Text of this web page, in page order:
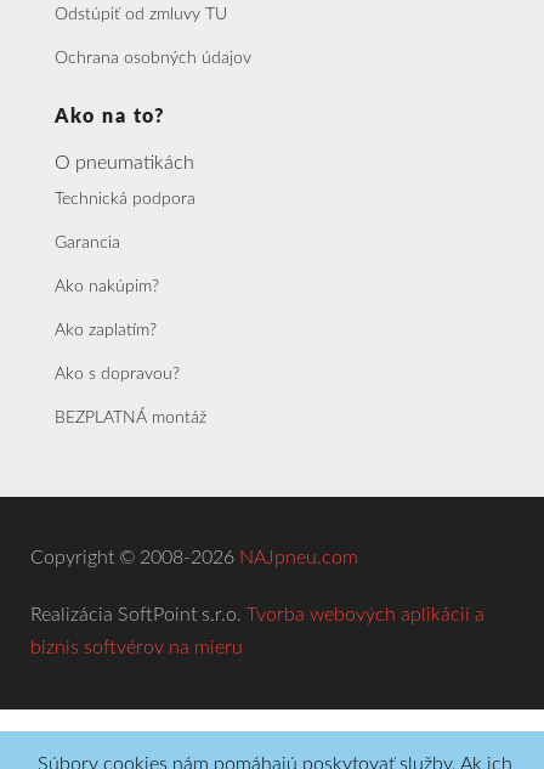
Odstúpiť od zmluvy TU
Ochrana osobných údajov
Ako na to?
O pneumatikách
Technická podpora
Garancia
Ako nakúpim?
Ako zaplatím?
Ako s dopravou?
BEZPLATNÁ montáž
Copyright © 2008-2026 NAJpneu.com
Realizácia SoftPoint s.r.o. Tvorba webových aplikácií a
biznis softvérov na mieru
Súbory cookies nám pomáhajú poskytovať služby. Ak ich